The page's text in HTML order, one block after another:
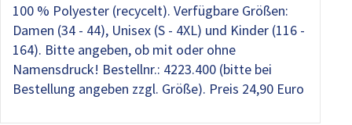
100 % Polyester (recycelt). Verfügbare Größen:
Damen (34 - 44), Unisex (S - 4XL) und Kinder (116 -
164). Bitte angeben, ob mit oder ohne
Namensdruck! Bestellnr.: 4223.400 (bitte bei
Bestellung angeben zzgl. Größe). Preis 24,90 Euro